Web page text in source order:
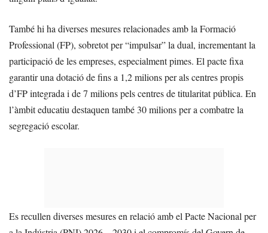
També hi ha diverses mesures relacionades amb la Formació
Professional (FP), sobretot per “impulsar” la dual, incrementant la
participació de les empreses, especialment pimes. El pacte fixa
garantir una dotació de fins a 1,2 milions per als centres propis
d’FP integrada i de 7 milions pels centres de titularitat pública. En
l’àmbit educatiu destaquen també 30 milions per a combatre la
segregació escolar.
Es recullen diverses mesures en relació amb el Pacte Nacional per